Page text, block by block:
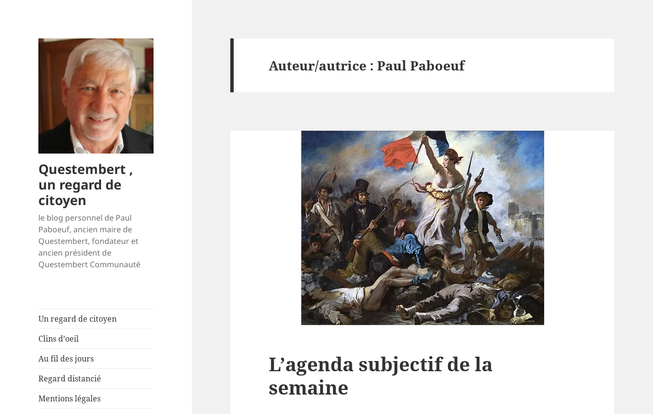
Questembert ,
un regard de
citoyen
le blog personnel de Paul
Paboeuf, ancien maire de
Questembert, fondateur et
ancien président de
Questembert Communauté
Un regard de citoyen
Clins d’oeil
Au fil des jours
Regard distancié
Mentions légales
Auteur/autrice :Paul Paboeuf
L’agenda subjectif de la
semaine